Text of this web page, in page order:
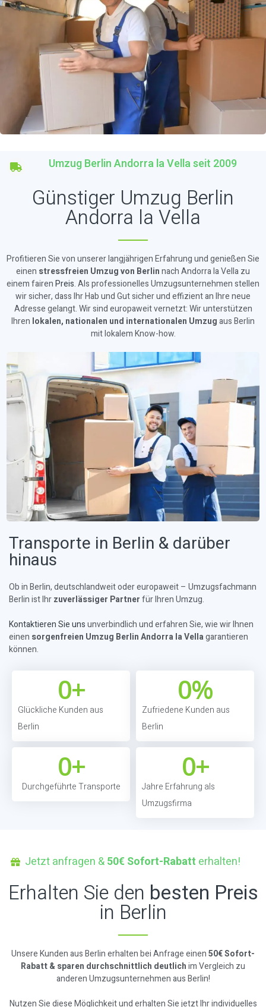
Umzug Berlin Andorra la Vella seit 2009
Günstiger Umzug Berlin
Andorra la Vella
Profitieren Sie von unserer langjährigen Erfahrung und genießen Sie
einen stressfreien Umzug von Berlinnach Andorra la Vella zu
einem fairenPreis. Als professionelles Umzugsunternehmen stellen
wir sicher, dass Ihr Hab und Gut sicher und effizient an Ihre neue
Adresse gelangt. Wir sind europaweit vernetzt: Wir unterstützen
Ihren lokalen, nationalen und internationalen Umzugaus Berlin
mit lokalem Know-how.
Transporte in Berlin & darüber
hinaus
Ob in Berlin, deutschlandweit oder europaweit – Umzugsfachmann
Berlin ist Ihrzuverlässiger Partnerfür Ihren Umzug.
Kontaktieren Sie unsunverbindlich und erfahren Sie, wie wir Ihnen
einen sorgenfreien Umzug Berlin Andorra la Vellagarantieren
können.
Glückliche Kunden aus
Berlin
0+
Zufriedene Kunden aus
Berlin
0%
Durchgeführte Transporte
0+
Jahre Erfahrung als
Umzugsfirma
0+
Jetzt anfragen &50€ Sofort-Rabatt erhalten!
Erhalten Sie den besten Preis
in Berlin
Unsere Kunden aus Berlin erhalten bei Anfrage einen50€ Sofort-
Rabatt & sparen durchschnittlich deutlichim Vergleich zu
anderen Umzugsunternehmen aus Berlin!
Nutzen Sie diese Möglichkeit und erhalten Sie jetzt Ihr individuelles